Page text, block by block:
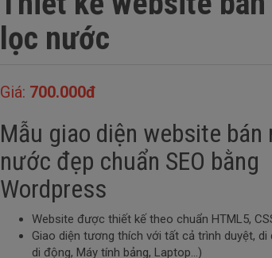
lọc nước
Giá: 700.000đ
Mẫu giao diện website bán
nước đẹp chuẩn SEO bằng
Wordpress
Website được thiết kế theo chuẩn HTML5,
Giao diện tương thích với tất cả trình duyệt,
di động, Máy tính bảng, Laptop…)